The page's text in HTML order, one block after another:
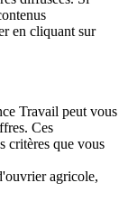
en cliquant sur
Travail peut vous
Ces
critères que vous
agricole,